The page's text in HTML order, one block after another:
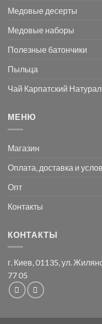
Медовые десерты
Медовые наборы
Полезные батончики
Пыльца
Чай Карпатский
МЕНЮ
Магазин
Оплата, доставка и
Опт
Контакты
КОНТАКТЫ
г. Киев, 01135, ул.
77 05